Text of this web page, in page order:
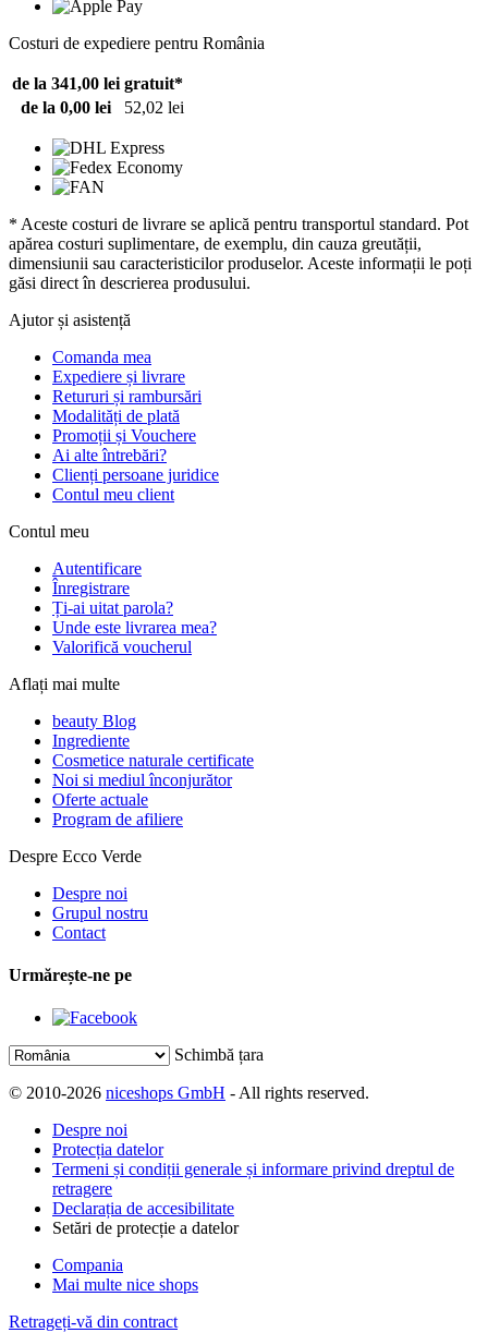
Costuri de expediere pentru România
de la 341,00 lei gratuit*
de la 0,00 lei
52,02 lei
* Aceste costuri de livrare se aplică pentru transportul standard. Pot
apărea costuri suplimentare, de exemplu, din cauza greutății,
dimensiunii sau caracteristicilor produselor. Aceste informații le poți
găsi direct în descrierea produsului.
Ajutor și asistență
Comanda mea
Expediere și livrare
Retururi și rambursări
Modalități de plată
Promoții și Vouchere
Ai alte întrebări?
Clienți persoane juridice
Contul meu client
Contul meu
Autentificare
Înregistrare
Ți-ai uitat parola?
Unde este livrarea mea?
Valorifică voucherul
Aflați mai multe
beauty Blog
Ingrediente
Cosmetice naturale certificate
Noi si mediul înconjurător
Oferte actuale
Program de afiliere
Despre Ecco Verde
Despre noi
Grupul nostru
Contact
Urmărește-ne pe
Schimbă țara
© 2010-2026 niceshops GmbH - All rights reserved.
Despre noi
Protecția datelor
Termeni și condiții generale și informare privind dreptul de
retragere
Declarația de accesibilitate
Setări de protecție a datelor
Compania
Mai multe nice shops
Retrageți-vă din contract